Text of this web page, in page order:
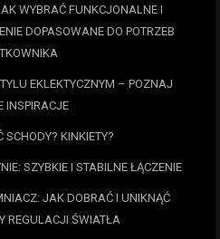
WYBRAĆ FUNKCJONALNE I
DOPASOWANE DO POTRZEB
EKLEKTYCZNYM – POZNAJ
INSPIRACJE
SCHODY? KINKIETY?
SZYBKIE I STABILNE ŁĄCZENIE
JAK DOBRAĆ I UNIKNĄĆ
REGULACJI ŚWIATŁA